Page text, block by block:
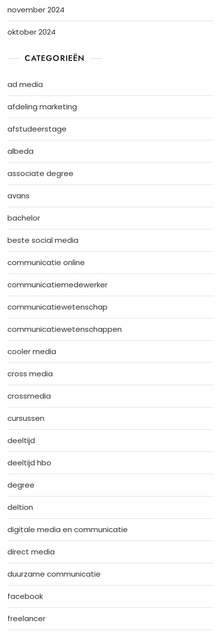
november 2024
oktober 2024
CATEGORIEËN
ad media
afdeling marketing
afstudeerstage
albeda
associate degree
avans
bachelor
beste social media
communicatie online
communicatiemedewerker
communicatiewetenschap
communicatiewetenschappen
cooler media
cross media
crossmedia
cursussen
deeltijd
deeltijd hbo
degree
deltion
digitale media en communicatie
direct media
duurzame communicatie
facebook
freelancer